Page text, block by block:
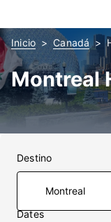
Inicio Canadá
Montreal
Destino
Dates